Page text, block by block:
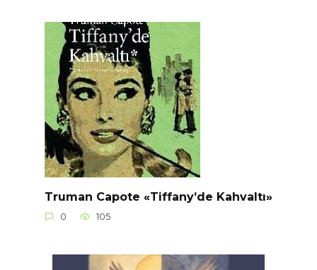
Truman Capote «Tiffany’de Kahvaltı»
0 105